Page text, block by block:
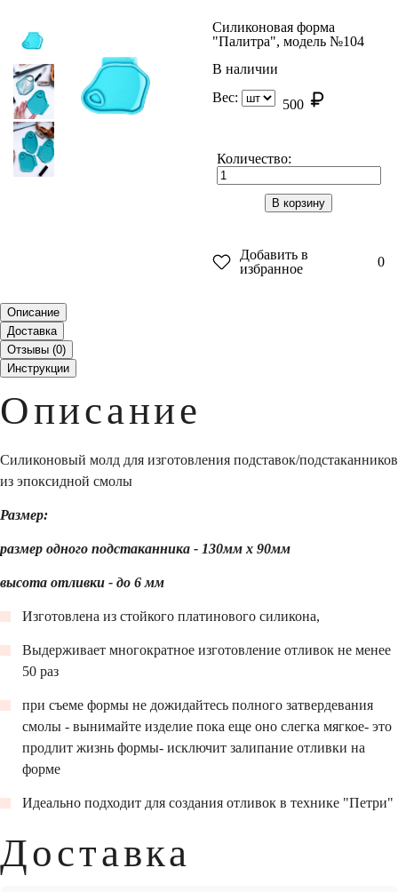
Силиконовая форма
"Палитра", модель №104
В наличии
Вес:
500
Количество:
В корзину
Добавить в
избранное
0
Описание
Доставка
Отзывы (0)
Инструкции
Описание
Силиконовый молд для изготовления подставок/подстаканников
из эпоксидной смолы
Размер:
размер одного подстаканника - 130мм х 90мм
высота отливки - до 6 мм
Изготовлена из стойкого платинового силикона,
Выдерживает многократное изготовление отливок не менее
50 раз
при съеме формы не дожидайтесь полного затвердевания
смолы - вынимайте изделие пока еще оно слегка мягкое- это
продлит жизнь формы- исключит залипание отливки на
форме
Идеально подходит для создания отливок в технике "Петри"
Доставка